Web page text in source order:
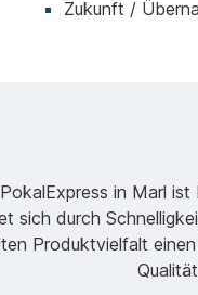
Zukunft /
in Marl
sich durch
Produktvielfalt